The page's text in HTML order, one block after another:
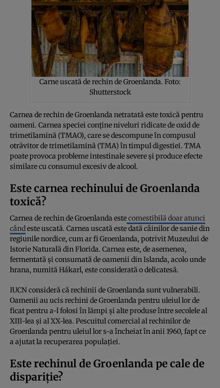
Carne uscată de rechin de Groenlanda. Foto:
Shutterstock
Carnea de rechin de Groenlanda netratată este toxică pentru
oameni. Carnea speciei conține niveluri ridicate de oxid de
trimetilamină (TMAO), care se descompune în compusul
otrăvitor de trimetilamină (TMA) în timpul digestiei. TMA
poate provoca probleme intestinale severe și produce efecte
similare cu consumul excesiv de alcool.
Este carnea rechinului de Groenlanda
toxică?
Carnea de rechin de Groenlanda estecomestibilă doar atunci
când este uscată. Carnea uscată este dată câinilor de sanie din
regiunile nordice, cum ar fi Groenlanda, potrivit Muzeului de
Istorie Naturală din Florida. Carnea este, de asemenea,
fermentată și consumată de oamenii din Islanda, acolo unde
hrana, numită Hákarl, este considerată o delicatesă.
IUCN consideră că rechinii de Groenlanda sunt vulnerabili.
Oamenii au ucis rechini de Groenlanda pentru uleiul lor de
ficat pentru a-l folosi în lămpi și alte produse între secolele al
XIII-lea și al XX-lea. Pescuitul comercial al rechinilor de
Groenlanda pentru uleiul lor s-a încheiat în anii 1960, fapt ce
a ajutat la recuperarea populației.
Este rechinul de Groenlanda pe cale de
dispariție?